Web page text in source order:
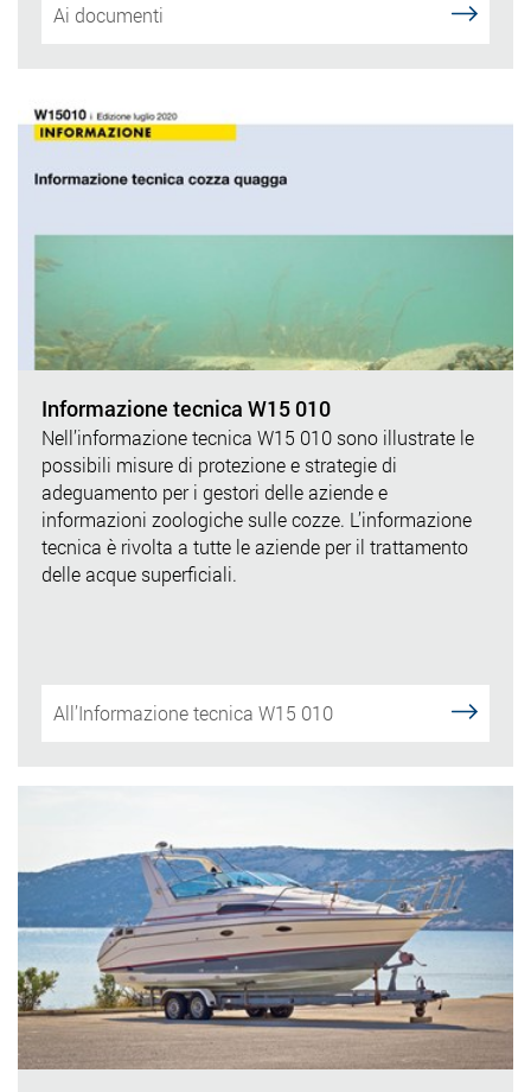
Ai documenti
Informazione tecnica W15 010
Nell’informazione tecnica W15 010 sono illustrate le
possibili misure di protezione e strategie di
adeguamento per i gestori delle aziende e
informazioni zoologiche sulle cozze. L’informazione
tecnica è rivolta a tutte le aziende per il trattamento
delle acque superficiali.
All’Informazione tecnica W15 010